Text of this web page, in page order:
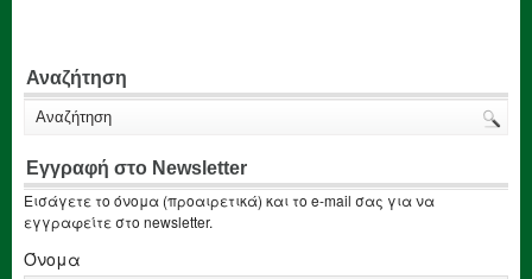
Αναζήτηση
Εγγραφή στο Newsletter
Εισάγετε το όνομα (προαιρετικά) και το e-mail σας για να
εγγραφείτε στο newsletter.
Όνομα